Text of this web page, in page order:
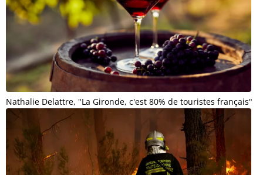
Nathalie Delattre, "La Gironde, c'est 80% de touristes français"